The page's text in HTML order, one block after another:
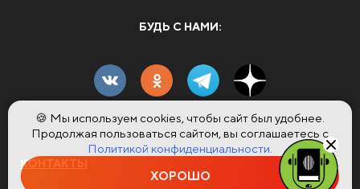
БУДЬ С НАМИ:
КОНТАКТЫ
🍪 Мы используем cookies, чтобы сайт был удобнее.
Продолжая пользоваться сайтом, вы соглашаетесь с
Политикой конфиденциальности.
ХОРОШО